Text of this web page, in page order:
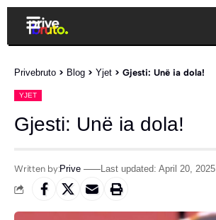
Privebruto > Blog > Yjet > Gjesti: Unë ia dola!
YJET
Gjesti: Unë ia dola!
Written by:Prive Last updated: April 20, 2025